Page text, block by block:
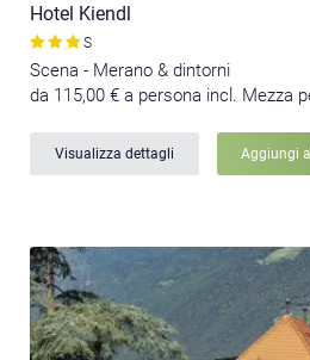
Hotel Kiendl
S
Scena - Merano & dintorni
da 115,00 € a persona incl. Mezza
Visualizza dettagli Aggiungi